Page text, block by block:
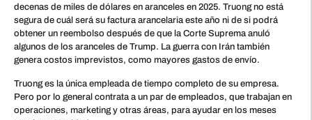
decenas de miles de dólares en aranceles en 2025. Truong no está
segura de cuál será su factura arancelaria este año ni de si podrá
obtener un reembolso después de que la Corte Suprema anuló
algunos de los aranceles de Trump. La guerra con Irán también
genera costos imprevistos, como mayores gastos de envío.
Truong es la única empleada de tiempo completo de su empresa.
Pero por lo general contrata a un par de empleados, que trabajan en
operaciones, marketing y otras áreas, para ayudar en los meses